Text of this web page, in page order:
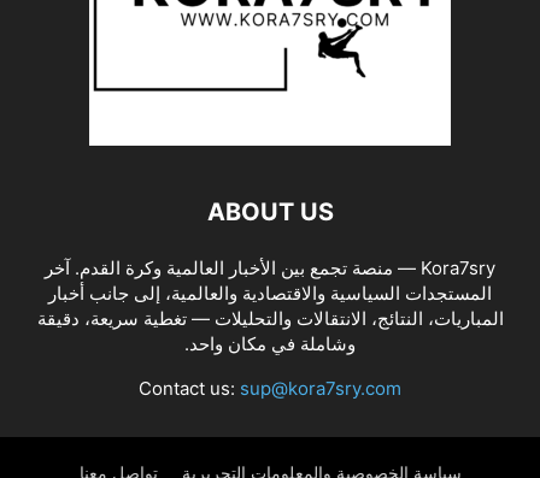
ABOUT US
Kora7sry — منصة تجمع بين الأخبار العالمية وكرة القدم. آخر
المستجدات السياسية والاقتصادية والعالمية، إلى جانب أخبار
المباريات، النتائج، الانتقالات والتحليلات — تغطية سريعة، دقيقة
وشاملة في مكان واحد.
Contact us: sup@kora7sry.com
سياسة الخصوصية والمعلومات التحريرية تواصل معنا